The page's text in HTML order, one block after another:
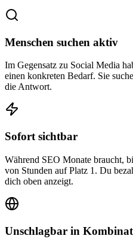
Menschen suchen aktiv
Im Gegensatz zu Social Media
einen konkreten Bedarf. Sie
die Antwort.
Sofort sichtbar
Während SEO Monate braucht,
von Stunden auf Platz 1. Du
dich oben anzeigt.
Unschlagbar in